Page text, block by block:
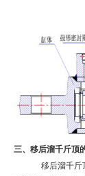
三、移后溜千斤顶
移后溜千斤